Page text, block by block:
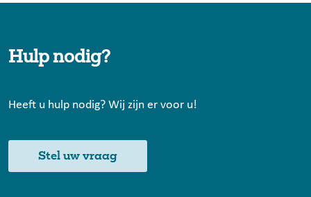
Hulp nodig?
Heeft u hulp nodig? Wij zijn er voor u!
Stel uw vraag